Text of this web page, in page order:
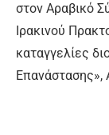
στον Αραβικό
Ιρακινού
καταγγελίες
Επανάστασης»,